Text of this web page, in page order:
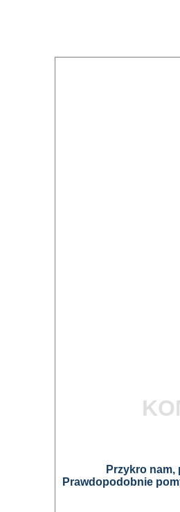
Przykro
Prawdopodobnie